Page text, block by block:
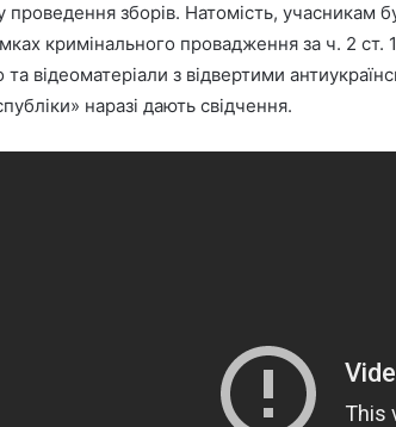
проведення зборів. Натомість, учасникам
кримінального провадження за ч. 2 ст.
та відеоматеріали з відвертими
наразі дають свідчення.